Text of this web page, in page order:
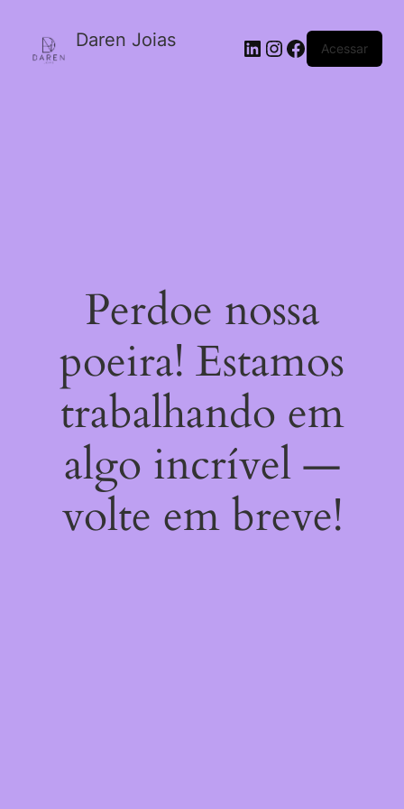
Daren Joias Acessar
Perdoe nossa
poeira! Estamos
trabalhando em
algo incrível —
volte em breve!